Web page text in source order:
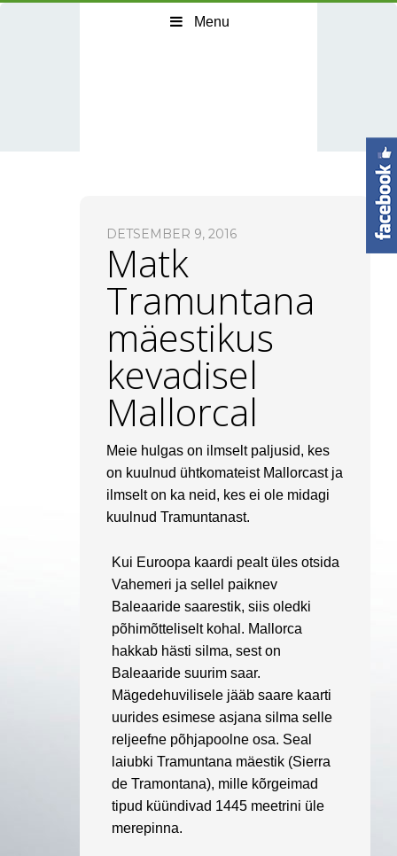
Menu
DETSEMBER 9, 2016
Matk
Tramuntana
mäestikus
kevadisel
Mallorcal
Meie hulgas on ilmselt paljusid, kes
on kuulnud ühtkomateist Mallorcast ja
ilmselt on ka neid, kes ei ole midagi
kuulnud Tramuntanast.
Kui Euroopa kaardi pealt üles otsida
Vahemeri ja sellel paiknev
Baleaaride saarestik, siis oledki
põhimõtteliselt kohal. Mallorca
hakkab hästi silma, sest on
Baleaaride suurim saar.
Mägedehuvilisele jääb saare kaarti
uurides esimese asjana silma selle
reljeefne põhjapoolne osa. Seal
laiubki Tramuntana mäestik (Sierra
de Tramontana), mille kõrgeimad
tipud küündivad 1445 meetrini üle
merepinna.